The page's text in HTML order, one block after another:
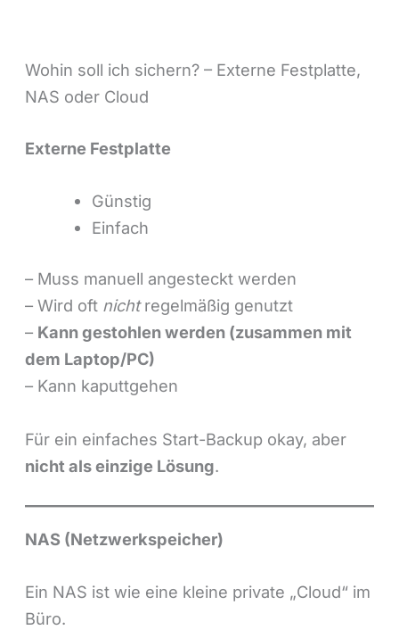
Wohin soll ich sichern? – Externe Festplatte,
NAS oder Cloud
Externe Festplatte
Günstig
Einfach
– Muss manuell angesteckt werden
– Wird oft nichtregelmäßig genutzt
– Kann gestohlen werden (zusammen mit
dem Laptop/PC)
– Kann kaputtgehen
Für ein einfaches Start-Backup okay, aber
nicht als einzige Lösung.
NAS (Netzwerkspeicher)
Ein NAS ist wie eine kleine private „Cloud“ im
Büro.